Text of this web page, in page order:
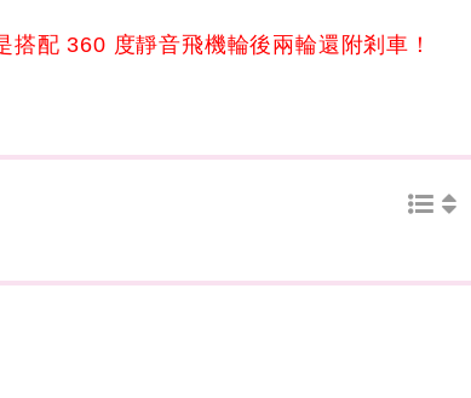
配 360 度靜音飛機輪後兩輪還附剎車！